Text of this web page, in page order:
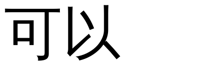
可以